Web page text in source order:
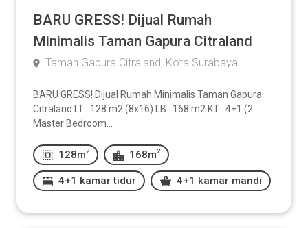
BARU GRESS! Dijual Rumah
Minimalis Taman Gapura Citraland
Taman Gapura Citraland, Kota Surabaya
BARU GRESS! Dijual Rumah Minimalis Taman Gapura
Citraland LT : 128 m2 (8x16) LB : 168 m2 KT : 4+1 (2
Master Bedroom...
128m 2 168m 2
4+1 kamar tidur 4+1 kamar mandi